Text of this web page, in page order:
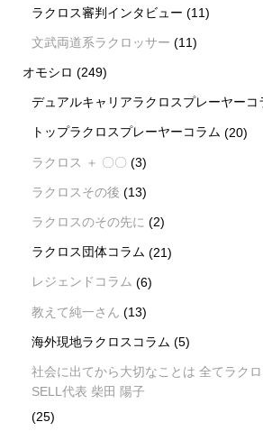
ラクロス審判インタビュー (11)
文武両道系ラクロッサー (11)
オモシロ (249)
デュアルキャリアラクロスプレーヤーコ
トップラクロスプレーヤーコラム (20)
ラクロス ＋ 〇〇 (3)
ラクロスその後 (13)
ラクロスのその先に (2)
ラクロス団体コラム (21)
レジェンドコラム (6)
教えて純一さん (13)
海外現地ラクロスコラム (5)
社会に出てから大切なことは 全てラクロ
SELL代表 柴田 陽子
(25)